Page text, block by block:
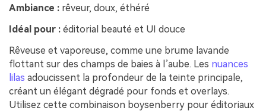
Ambiance : rêveur, doux, éthéré
Idéal pour : éditorial beauté et UI douce
Rêveuse et vaporeuse, comme une brume lavande
flottant sur des champs de baies à l’aube. Les nuances
lilas adoucissent la profondeur de la teinte principale,
créant un élégant dégradé pour fonds et overlays.
Utilisez cette combinaison boysenberry pour éditoriaux